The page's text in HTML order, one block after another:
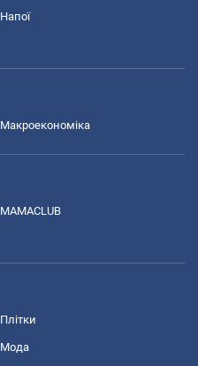
Напої
Макроекономіка
MAMACLUB
Плітки
Мода